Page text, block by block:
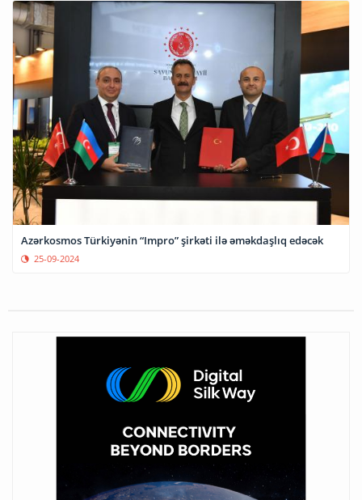
Azərkosmos Türkiyənin “Impro” şirkəti ilə əməkdaşlıq edəcək
25-09-2024